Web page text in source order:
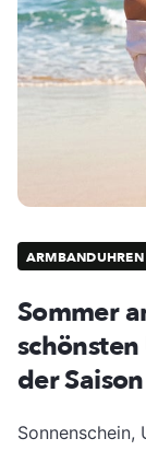
ARMBANDUHREN
Sommer
der Saison
Sonnenschein,